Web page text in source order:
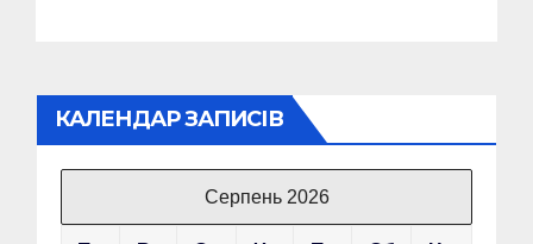
КАЛЕНДАР ЗАПИСІВ
Серпень 2026